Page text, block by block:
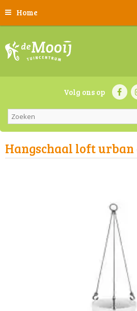
Home
Volg ons op
Hangschaal loft urban